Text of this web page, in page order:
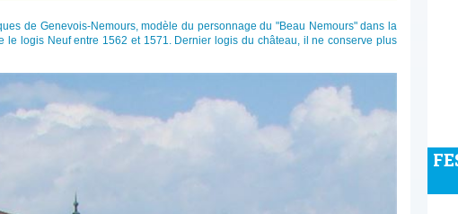
de Genevois-Nemours, modèle du personnage du "Beau Nemours" dans la
le logis Neuf entre 1562 et 1571. Dernier logis du château, il ne conserve plus